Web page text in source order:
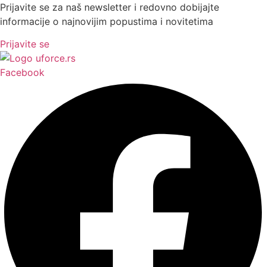
Prijavite se za naš newsletter i redovno dobijajte
informacije o najnovijim popustima i novitetima
Prijavite se
Facebook